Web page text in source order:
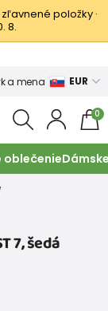
zľavnené položky ·
8.
a mena EUR
0
oblečenie
7, šedá